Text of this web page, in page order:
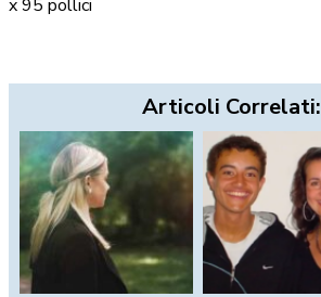
x 95 pollici
Articoli Correlati: